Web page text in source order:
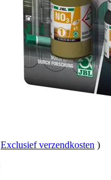
Exclusief verzendkosten )